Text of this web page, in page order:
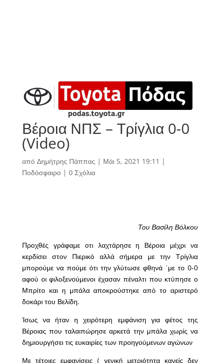
Βέροια ΝΠΣ – Τρίγλια 0-0
(Video)
από Δημήτρης Πάππας | Μάι 5, 2021 19:11 |
Ποδόσφαιρο| 0 Σχόλια
Του Βασίλη Βόλκου
Προχθές γράφαμε οτι λαχτάρησε η Βέροια μέχρι να
κερδίσει στον Πιερικό αλλά σήμερα με την Τρίγλια
μπορούμε να πούμε ότι την γλύτωσε φθηνά ΄με το 0-0
αφού οι φιλοξενούμενοι έχασαν πέναλτι που κτύπησε ο
Μπρίτο και η μπάλα αποκρούστηκε από το αριστερό
δοκάρι του Βελίδη.
Ίσως να ήταν η χειρότερη εμφάνιση για φέτος της
Βέροιας που ταλαιπώρησε αρκετά την μπάλα χωρίς να
δημιουργήσει τις ευκαιρίες των προηγούμενων αγώνων
Με τέτοιες εμφανίσεις ( γενική μετριότητα κανείς δεν